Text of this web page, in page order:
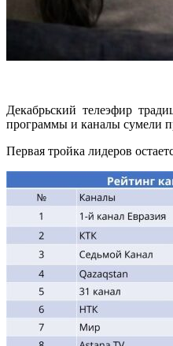
Декабрьский телеэфир
программы и каналы сумели
Первая тройка лидеров